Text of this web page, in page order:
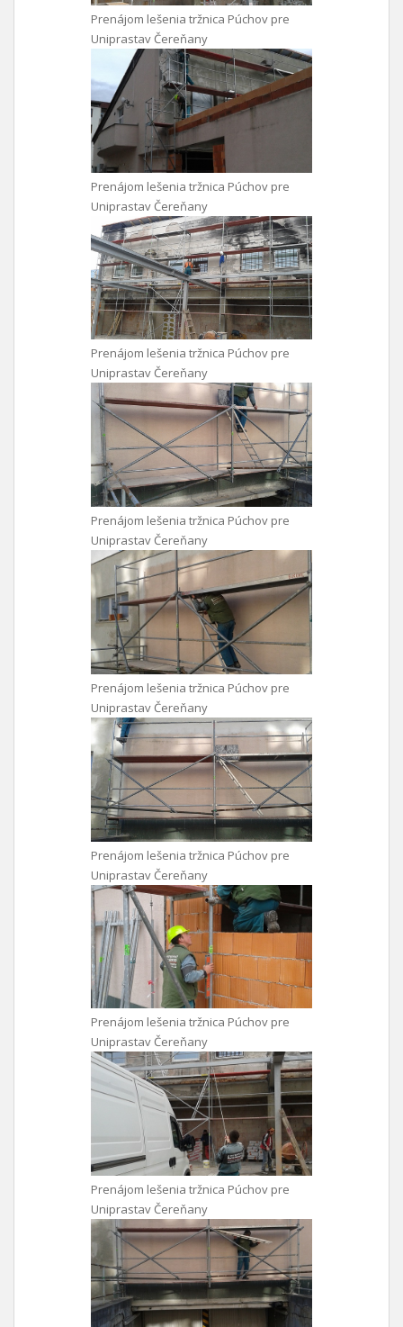
Prenájom lešenia tržnica Púchov pre
Uniprastav Čereňany
Prenájom lešenia tržnica Púchov pre
Uniprastav Čereňany
Prenájom lešenia tržnica Púchov pre
Uniprastav Čereňany
Prenájom lešenia tržnica Púchov pre
Uniprastav Čereňany
Prenájom lešenia tržnica Púchov pre
Uniprastav Čereňany
Prenájom lešenia tržnica Púchov pre
Uniprastav Čereňany
Prenájom lešenia tržnica Púchov pre
Uniprastav Čereňany
Prenájom lešenia tržnica Púchov pre
Uniprastav Čereňany